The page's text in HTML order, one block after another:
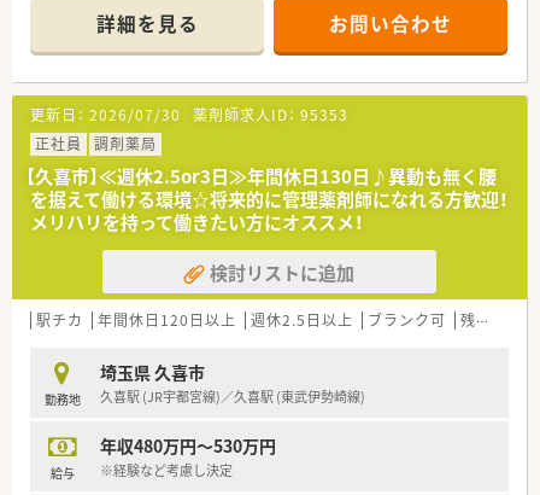
■1日の処方箋枚数は約70枚から80枚ほどで、常時2名から3名
の薬剤師体制を整えており、一人ひとりに寄り添った対応が可能
です。
■薬局内には常勤薬剤師が2名とパート薬剤師が3名、さらに専
任の事務スタッフも2名在籍しており、安定した店舗運営を続け
ています。
【法人特徴について】
■埼玉県内にて調剤薬局を4店舗展開しており、設立から約35年
の歴史を持つ地域密着型の企業として、地元の方々に親しまれて
います。
■社長自らが積極的に現場に入り業務を行うなど、年齢や立場に
関係なく社員同士が助け合う、フラットで風通しの良い組織文化
です。
■基本的に店舗間の異動がなく、一つの場所で腰を据えて長く働
す。
詳細を見る お問い合わせ
更新日： 2026/07/30 薬剤師求人ID： 95353
正社員
調剤薬局
【久喜市】≪週休2.5or3日≫年間休日130日♪異動も無く腰
を据えて働ける環境☆将来的に管理薬剤師になれる方歓迎！
メリハリを持って働きたい方にオススメ！
検討リストに追加
駅チカ 年間休日120日以上 週休2.5日以上 ブランク可 残業なし(ほぼなし含む)
勤務地
埼玉県 久喜市
久喜駅 (JR宇都宮線)／久喜駅 (東武伊勢崎線)
給与
年収480万円～530万円
※経験など考慮し決定